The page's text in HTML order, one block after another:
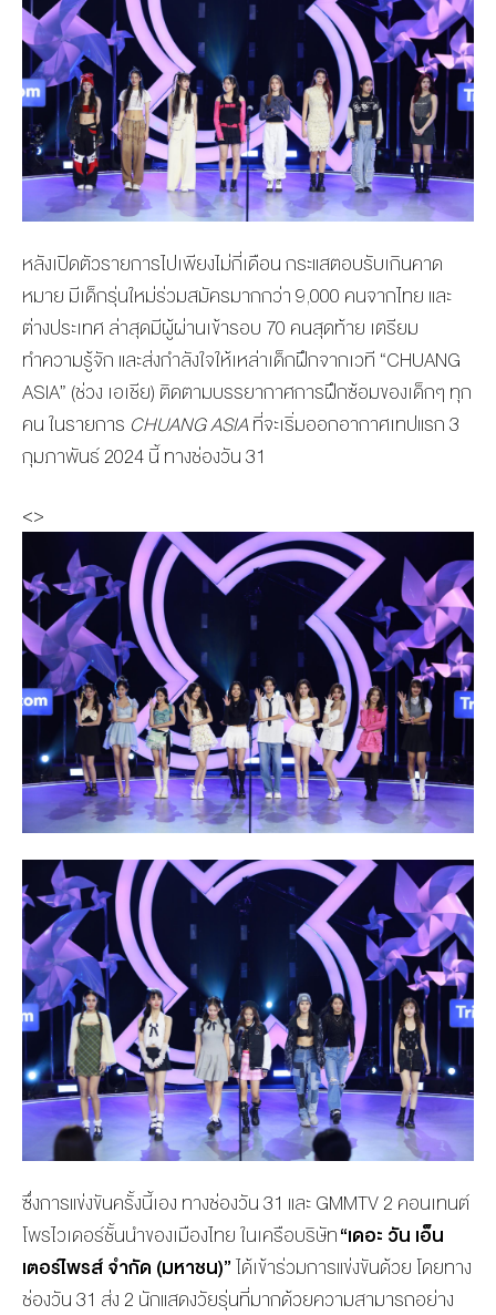
หลังเปิดตัวรายการไปเพียงไม่กี่เดือน กระแสตอบรับเกินคาด
หมาย มีเด็กรุ่นใหม่ร่วมสมัครมากกว่า 9,000 คนจากไทย และ
ต่างประเทศ ล่าสุดมีผู้ผ่านเข้ารอบ 70 คนสุดท้าย เตรียม
ทำความรู้จัก และส่งกำลังใจให้เหล่าเด็กฝึกจากเวที “CHUANG
ASIA” (ช่วง เอเชีย) ติดตามบรรยากาศการฝึกซ้อมของเด็กๆ ทุก
คน ในรายการ CHUANG ASIAที่จะเริ่มออกอากาศเทปแรก 3
กุมภาพันธ์ 2024 นี้ทางช่องวัน 31
<>
ซึ่งการแข่งขันครั้งนี้เอง ทางช่องวัน 31 และ GMMTV 2 คอนเทนต์
โพรไวเดอร์ชั้นนำของเมืองไทย ในเครือบริษัท“เดอะ วัน เอ็น
เตอร์ไพรส์ จำกัด (มหาชน)”ได้เข้าร่วมการแข่งขันด้วย โดยทาง
ช่องวัน 31 ส่ง 2 นักแสดงวัยรุ่นที่มากด้วยความสามารถอย่าง